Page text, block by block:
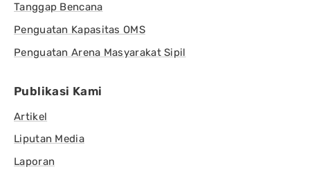
Tanggap Bencana
Penguatan Kapasitas OMS
Penguatan Arena Masyarakat Sipil
Publikasi Kami
Artikel
Liputan Media
Laporan